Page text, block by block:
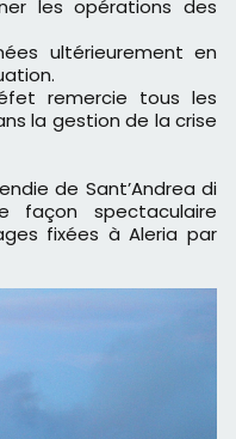
les opérations des
ultérieurement en
remercie tous les
la gestion de la crise
de Sant’Andrea di
façon spectaculaire
fixées à Aleria par